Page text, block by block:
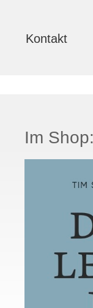
Kontakt
Im Shop: